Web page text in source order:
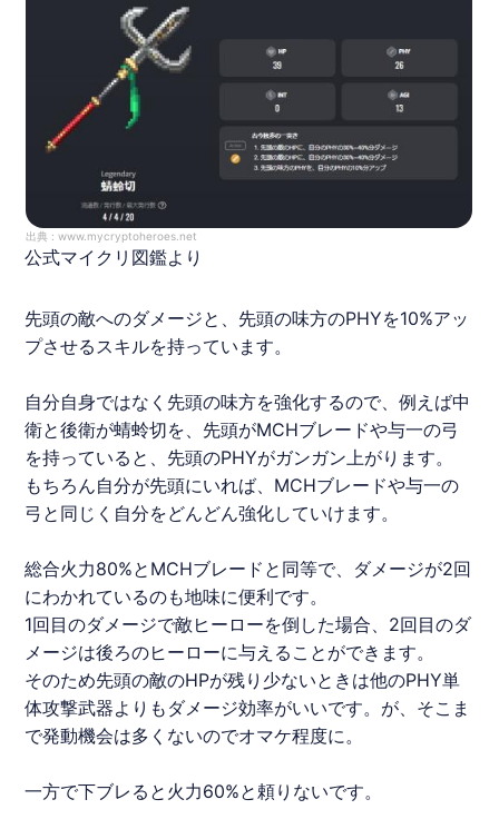
出典 :www.mycryptoheroes.net
公式マイクリ図鑑より
先頭の敵へのダメージと、先頭の味方のPHYを10%アッ
プさせるスキルを持っています。
自分自身ではなく先頭の味方を強化するので、例えば中
衛と後衛が蜻蛉切を、先頭がMCHブレードや与一の弓
を持っていると、先頭のPHYがガンガン上がります。
もちろん自分が先頭にいれば、MCHブレードや与一の
弓と同じく自分をどんどん強化していけます。
総合火力80%とMCHブレードと同等で、ダメージが2回
にわかれているのも地味に便利です。
1回目のダメージで敵ヒーローを倒した場合、2回目のダ
メージは後ろのヒーローに与えることができます。
そのため先頭の敵のHPが残り少ないときは他のPHY単
体攻撃武器よりもダメージ効率がいいです。が、そこま
で発動機会は多くないのでオマケ程度に。
一方で下ブレると火力60%と頼りないです。